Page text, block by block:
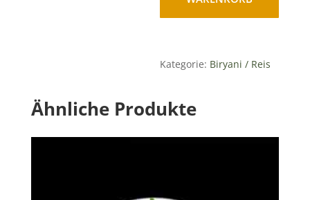
Kategorie: Biryani / Reis
Ähnliche Produkte